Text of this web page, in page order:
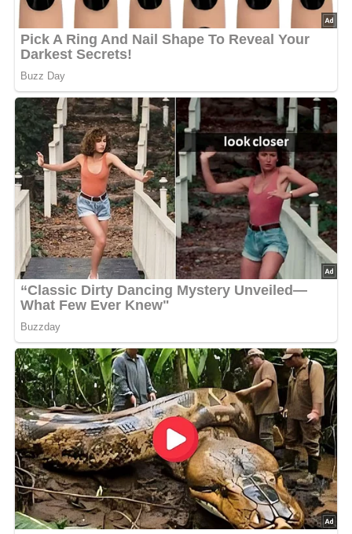
Verwende statt Gänsefett hochwertiges Olivenöl, um den
Fettgehalt gesünder zu gestalten. Achte darauf, das Lecso
mit frischem Gemüse zu kombinieren, um die
Kohlenhydrataufnahme besser zu regulieren.
Rezepttipps:
Für eine schärfere Note kannst du frische
Chilischoten hinzufügen.
Um die Haltbarkeit zu verlängern, achte darauf, dass
die Weckgläser vollständig steril sind.
Verwende verschiedene Paprikasorten, um dem
Lecso eine bunte und geschmacklich
abwechslungsreiche Note zu geben.
Nach: Kochbuch für Feinschmecker » Corvina-Verlag Budapest, Ungarn 1957
Pin mich auf Pinterest